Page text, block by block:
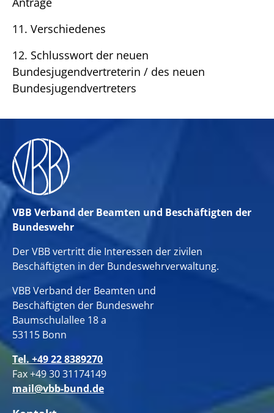
11. Verschiedenes
12. Schlusswort der neuen
Bundesjugendvertreterin / des neuen
Bundesjugendvertreters
VBB Verband der Beamten und Beschäftigten der
Bundeswehr
Der VBB vertritt die Interessen der zivilen
Beschäftigten in der Bundeswehrverwaltung.
VBB Verband der Beamten und
Beschäftigten der Bundeswehr
Baumschulallee 18 a
53115 Bonn
Tel. +49 22 8389270
Fax +49 30 31174149
mail@vbb-bund.de